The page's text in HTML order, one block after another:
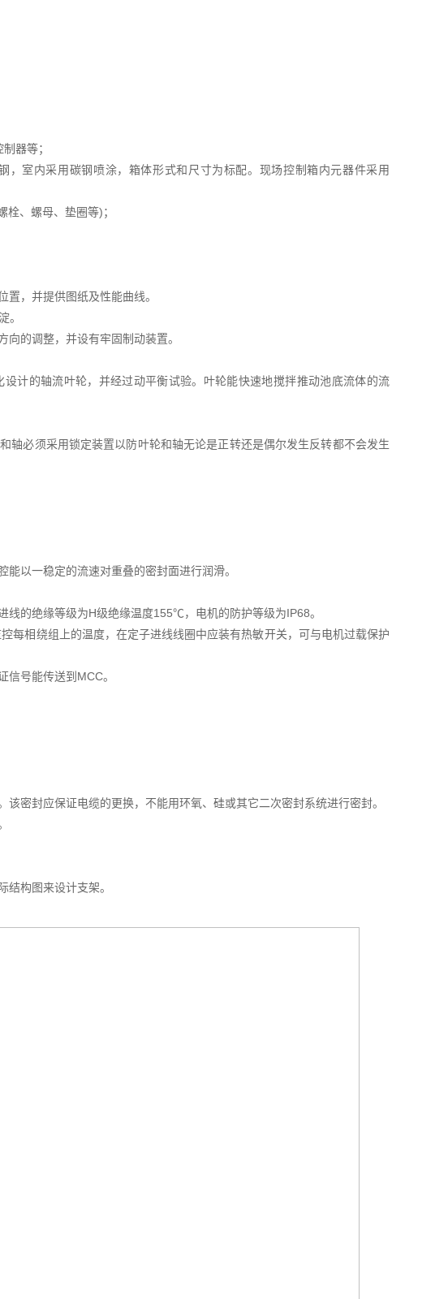
器等；
，室内采用碳钢喷涂，箱体形式和尺寸为标配。现场控制箱内元器件采用
栓、螺母、垫圈等)；
，并提供图纸及性能曲线。
。
的调整，并设有牢固制动装置。
计的轴流叶轮，并经过动平衡试验。叶轮能快速地搅拌推动池底流体的流
轴必须采用锁定装置以防叶轮和轴无论是正转还是偶尔发生反转都不会发生
以一稳定的流速对重叠的密封面进行润滑。
的绝缘等级为H级绝缘温度155℃，电机的防护等级为IP68。
每相绕组上的温度，在定子进线线圈中应装有热敏开关，可与电机过载保护
号能传送到MCC。
密封应保证电缆的更换，不能用环氧、硅或其它二次密封系统进行密封。
构图来设计支架。